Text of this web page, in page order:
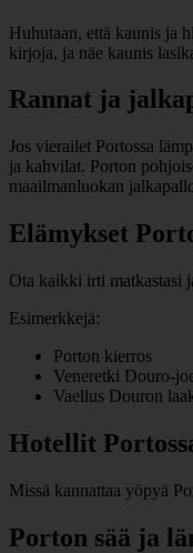
Huhutaan, että kaunis ja
kirjoja, ja näe kaunis
Rannat ja
Jos vierailet Portossa
ja kahvilat. Porton
maailmanluokan
Elämykset
Ota kaikki irti matkastasi
Esimerkkejä:
Porton kierros
Veneretki Douro-
Vaellus Douron
Hotellit
Missä kannattaa yöpyä
Porton sää ja